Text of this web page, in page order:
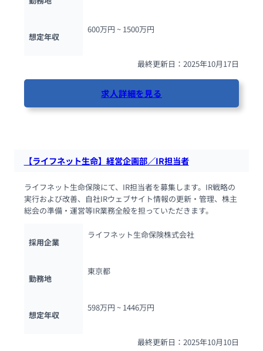
想定年収
600万円 ~ 1500万円
最終更新日：2025年10月17日
求人詳細を見る
【ライフネット生命】経営企画部／IR担当者
ライフネット生命保険にて、IR担当者を募集します。IR戦略の
実行および改善、自社IRウェブサイト情報の更新・管理、株主
総会の準備・運営等IR業務全般を担っていただきます。
採用企業
ライフネット生命保険株式会社
勤務地
東京都
想定年収
598万円 ~ 1446万円
最終更新日：2025年10月10日